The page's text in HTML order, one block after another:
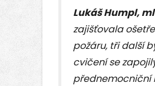
Lukáš Humpl,
zajišťovala
požáru, tři další
cvičení se
přednemocniční